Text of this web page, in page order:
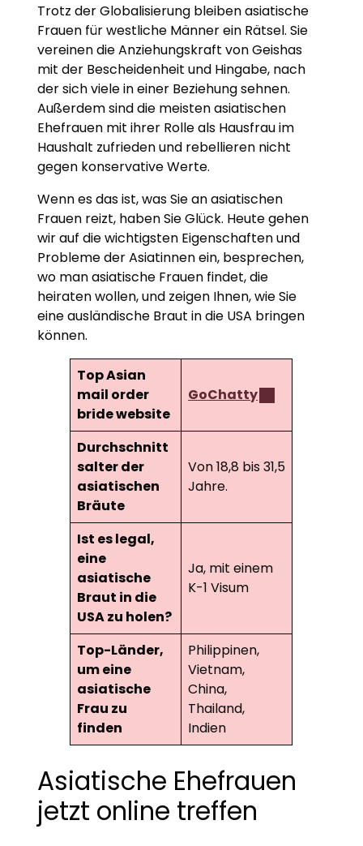
Trotz der Globalisierung bleiben asiatische
Frauen für westliche Männer ein Rätsel. Sie
vereinen die Anziehungskraft von Geishas
mit der Bescheidenheit und Hingabe, nach
der sich viele in einer Beziehung sehnen.
Außerdem sind die meisten asiatischen
Ehefrauen mit ihrer Rolle als Hausfrau im
Haushalt zufrieden und rebellieren nicht
gegen konservative Werte.
Wenn es das ist, was Sie an asiatischen
Frauen reizt, haben Sie Glück. Heute gehen
wir auf die wichtigsten Eigenschaften und
Probleme der Asiatinnen ein, besprechen,
wo man asiatische Frauen findet, die
heiraten wollen, und zeigen Ihnen, wie Sie
eine ausländische Braut in die USA bringen
können.
Top Asian
mail order
bride website
GoChatty
Durchschnitt
salter der
asiatischen
Bräute
Von 18,8 bis 31,5
Jahre.
Ist es legal,
eine
asiatische
Braut in die
USA zu holen?
Ja, mit einem
K-1 Visum
Top-Länder,
um eine
asiatische
Frau zu
finden
Philippinen,
Vietnam,
China,
Thailand,
Indien
Asiatische Ehefrauen
jetzt online treffen